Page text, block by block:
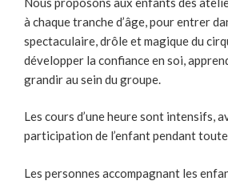
à chaque tranche d’âge, pour entrer
spectaculaire, drôle et magique du
développer la confiance en soi,
grandir au sein du groupe.
Les cours d’une heure sont intensifs,
participation de l’enfant pendant
Les personnes accompagnant les